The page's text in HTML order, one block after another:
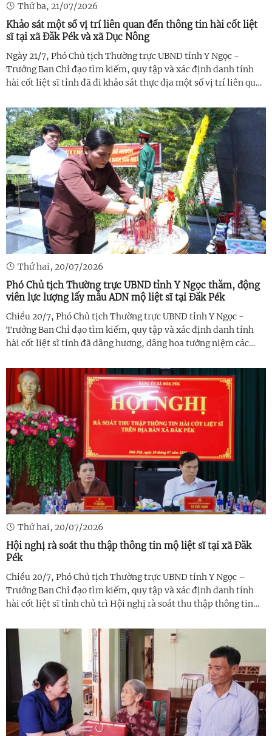
Thứ ba, 21/07/2026
Khảo sát một số vị trí liên quan đến thông tin hài cốt liệt
sĩ tại xã Đăk Pék và xã Dục Nông
Ngày 21/7, Phó Chủ tịch Thường trực UBND tỉnh Y Ngọc -
Trưởng Ban Chỉ đạo tìm kiếm, quy tập và xác định danh tính
hài cốt liệt sĩ tỉnh đã đi khảo sát thực địa một số vị trí liên quan
chứng ...
Thứ hai, 20/07/2026
Phó Chủ tịch Thường trực UBND tỉnh Y Ngọc thăm, động
viên lực lượng lấy mẫu ADN mộ liệt sĩ tại Đăk Pék
Chiều 20/7, Phó Chủ tịch Thường trực UBND tỉnh Y Ngọc -
Trưởng Ban Chỉ đạo tìm kiếm, quy tập và xác định danh tính
hài cốt liệt sĩ tỉnh đã dâng hương, dâng hoa tưởng niệm các
nhiệm vụ lấy ...
Thứ hai, 20/07/2026
Hội nghị rà soát thu thập thông tin mộ liệt sĩ tại xã Đăk
Pék
Chiều 20/7, Phó Chủ tịch Thường trực UBND tỉnh Y Ngọc –
Trưởng Ban Chỉ đạo tìm kiếm, quy tập và xác định danh tính
hài cốt liệt sĩ tỉnh chủ trì Hội nghị rà soát thu thập thông tin
Chủ ...